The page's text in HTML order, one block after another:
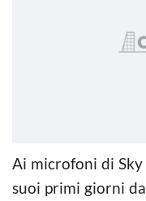
Ai microfoni di Sky
suoi primi giorni